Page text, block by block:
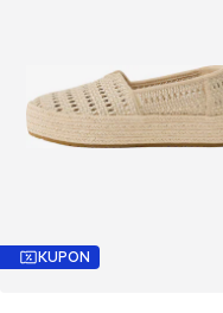
KUPON